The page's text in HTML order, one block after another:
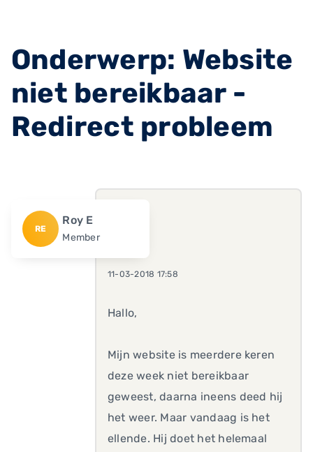
Onderwerp: Website
niet bereikbaar -
Redirect probleem
RE
Roy E
Member
11-03-2018 17:58
Hallo,
Mijn website is meerdere keren
deze week niet bereikbaar
geweest, daarna ineens deed hij
het weer. Maar vandaag is het
ellende. Hij doet het helemaal